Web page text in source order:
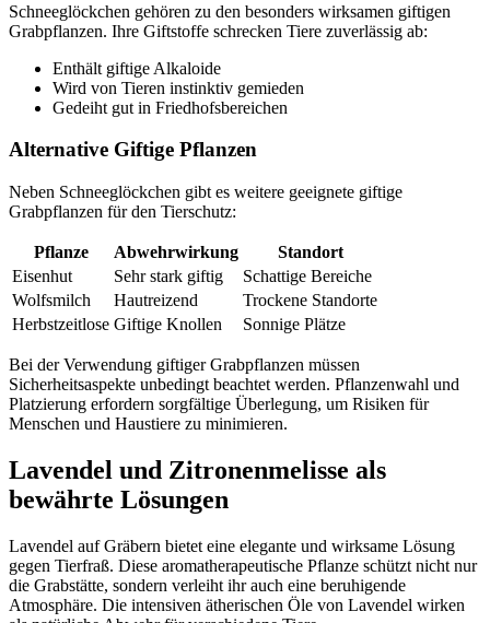
Schneeglöckchen gehören zu den besonders wirksamen giftigen
Grabpflanzen. Ihre Giftstoffe schrecken Tiere zuverlässig ab:
Enthält giftige Alkaloide
Wird von Tieren instinktiv gemieden
Gedeiht gut in Friedhofsbereichen
Alternative Giftige Pflanzen
Neben Schneeglöckchen gibt es weitere geeignete giftige
Grabpflanzen für den Tierschutz:
Pflanze Abwehrwirkung
Standort
Eisenhut
Sehr stark giftig
Schattige Bereiche
Wolfsmilch
Hautreizend
Trockene Standorte
Herbstzeitlose Giftige Knollen Sonnige Plätze
Bei der Verwendung giftiger Grabpflanzen müssen
Sicherheitsaspekte unbedingt beachtet werden. Pflanzenwahl und
Platzierung erfordern sorgfältige Überlegung, um Risiken für
Menschen und Haustiere zu minimieren.
Lavendel und Zitronenmelisse als
bewährte Lösungen
Lavendel auf Gräbern bietet eine elegante und wirksame Lösung
gegen Tierfraß. Diese aromatherapeutische Pflanze schützt nicht nur
die Grabstätte, sondern verleiht ihr auch eine beruhigende
Atmosphäre. Die intensiven ätherischen Öle von Lavendel wirken